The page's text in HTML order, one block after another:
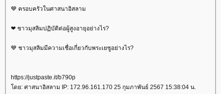
💙 ครอบครัวในศาสนาอิสลาม
❤ ชาวมุสลิมปฏิบัติต่อผู้สูงอายุอย่างไร?
💙 ชาวมุสลิมมีความเชื่อเกี่ยวกับพระเยซูอย่างไร?
https://justpaste.it/b790p
ดย: ศาสนาอิสลาม IP: 172.96.161.170 25 กุมภาพันธ์ 2567 15:38:04 น.